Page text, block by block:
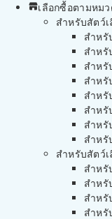
เลือกซื้อตามหม
สำหรับสัตว์
สำหรั
สำหรั
สำหรั
สำหรั
สำหรั
สำห
สำหรั
สำหรั
สำหรับสัตว์
สำหรั
สำหรั
สำหรั
สำหรั